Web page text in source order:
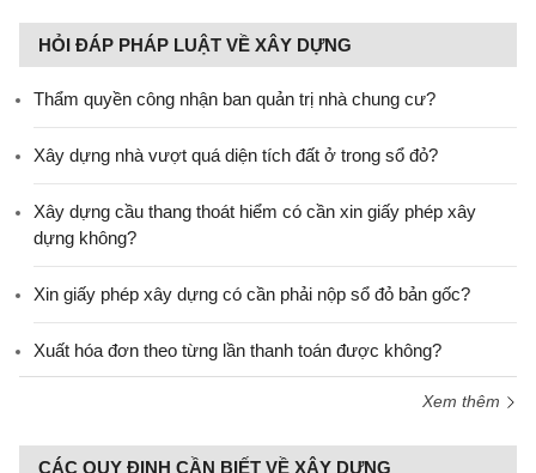
HỎI ĐÁP PHÁP LUẬT VỀ XÂY DỰNG
Thẩm quyền công nhận ban quản trị nhà chung cư?
Xây dựng nhà vượt quá diện tích đất ở trong sổ đỏ?
Xây dựng cầu thang thoát hiểm có cần xin giấy phép xây
dựng không?
Xin giấy phép xây dựng có cần phải nộp sổ đỏ bản gốc?
Xuất hóa đơn theo từng lần thanh toán được không?
Xem thêm
CÁC QUY ĐỊNH CẦN BIẾT VỀ XÂY DỰNG